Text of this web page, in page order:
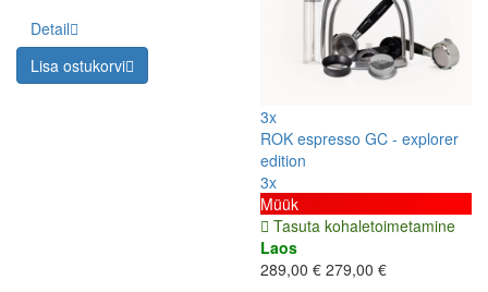
Detail
Lisa ostukorvi
3x
ROK espresso GC - explorer
edition
3x
Müük
Tasuta kohaletoimetamine
Laos
289,00 € 279,00 €